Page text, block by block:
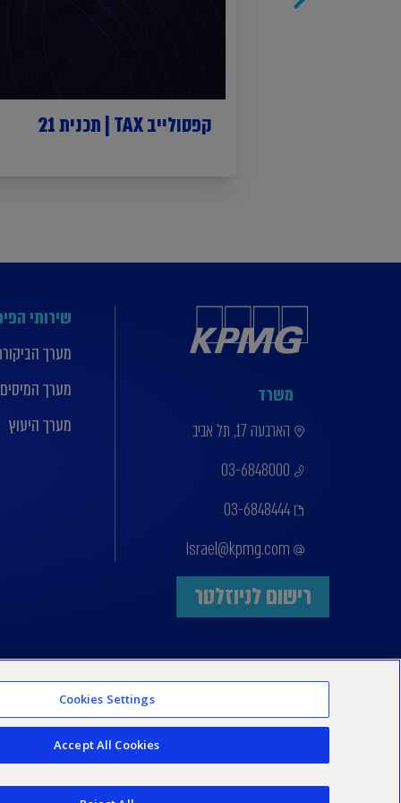
קפסולייב TAX | תכנית 21
משרד
הארבעה 17, תל אביב
03-6848000
03-6848444
Israel@kpmg.com
רישום לניוזלטר
שירותי
מערך
מערך המיסים
מערך היעוץ
Cookies Settings
Accept All Cookies